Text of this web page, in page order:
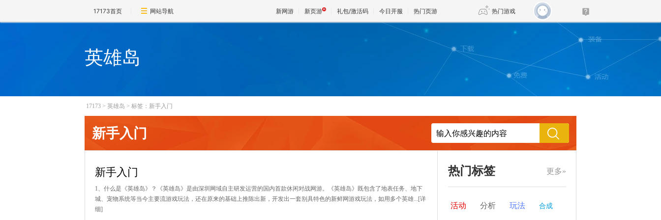
17173首页 网站导航 新网游 新页游 礼包/激活码 今日开服 热门页游 热门游戏
DNF 传奇4
天堂
王权与自由 诛仙世界 仙剑世界
英雄岛
17173 > 英雄岛 > 标签：新手入门
新手入门
新手入门
1、什么是《英雄岛》？《英雄岛》是由深圳网域自主研发运营的国内首款休闲对战网游。《英雄岛》既包含了地表任务、地下
城、宠物系统等当今主要流游戏玩法，还在原来的基础上推陈出新，开发出一套别具特色的新鲜网游戏玩法，如用多个英雄... [详
细]
更多»
热门标签
活动 分析 玩法 合成